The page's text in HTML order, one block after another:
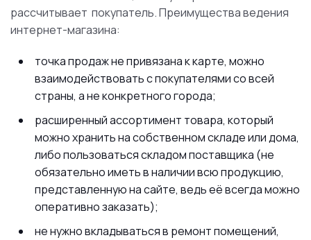
рассчитывает покупатель. Преимущества ведения
интернет-магазина:
точка продаж не привязана к карте, можно
взаимодействовать с покупателями со всей
страны, а не конкретного города;
расширенный ассортимент товара, который
можно хранить на собственном складе или дома,
либо пользоваться складом поставщика (не
обязательно иметь в наличии всю продукцию,
представленную на сайте, ведь её всегда можно
оперативно заказать);
не нужно вкладываться в ремонт помещений,